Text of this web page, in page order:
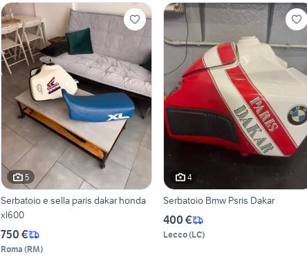
5
Serbatoio e sella paris dakar honda
xl600
750 €
Roma (RM)
4
Serbatoio Bmw Psris Dakar
400 €
Lecco(LC)